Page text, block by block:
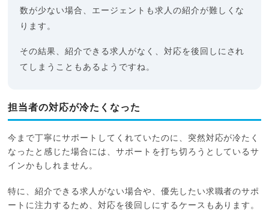
数が少ない場合、エージェントも求人の紹介が難しくな
ります。
その結果、紹介できる求人がなく、対応を後回しにされ
てしまうこともあるようですね。
担当者の対応が冷たくなった
今まで丁寧にサポートしてくれていたのに、突然対応が冷たく
なったと感じた場合には、サポートを打ち切ろうとしているサ
インかもしれません。
特に、紹介できる求人がない場合や、優先したい求職者のサポ
ートに注力するため、対応を後回しにするケースもあります。